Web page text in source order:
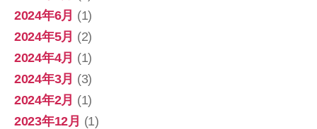
2024年6月 (1)
2024年5月 (2)
2024年4月 (1)
2024年3月 (3)
2024年2月 (1)
2023年12月 (1)